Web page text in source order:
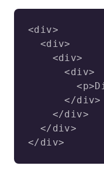
</div>